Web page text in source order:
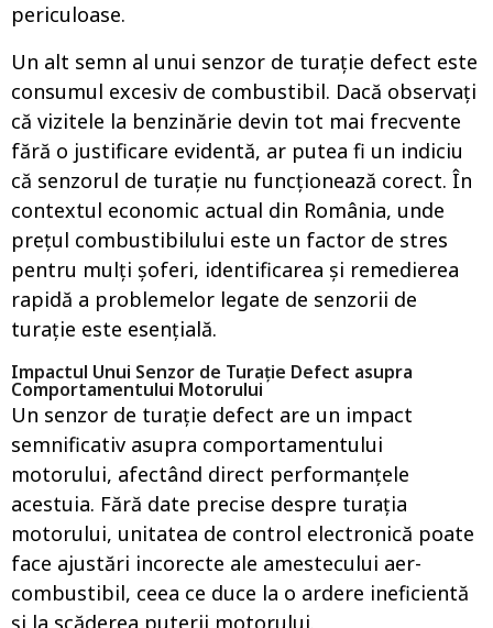
periculoase.
Un alt semn al unui senzor de turație defect este
consumul excesiv de combustibil. Dacă observați
că vizitele la benzinărie devin tot mai frecvente
fără o justificare evidentă, ar putea fi un indiciu
că senzorul de turație nu funcționează corect. În
contextul economic actual din România, unde
prețul combustibilului este un factor de stres
pentru mulți șoferi, identificarea și remedierea
rapidă a problemelor legate de senzorii de
turație este esențială.
Impactul Unui Senzor de Turație Defect asupra
Comportamentului Motorului
Un senzor de turație defect are un impact
semnificativ asupra comportamentului
motorului, afectând direct performanțele
acestuia. Fără date precise despre turația
motorului, unitatea de control electronică poate
face ajustări incorecte ale amestecului aer-
combustibil, ceea ce duce la o ardere ineficientă